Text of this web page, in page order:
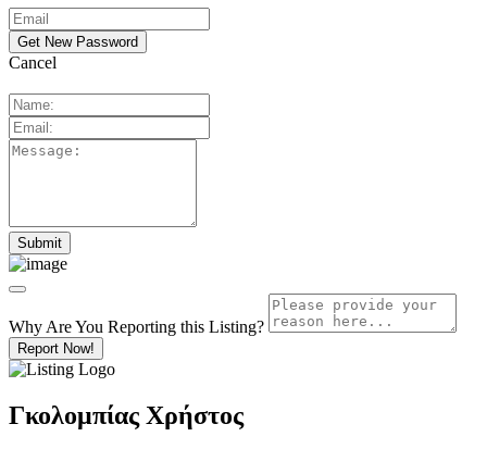
Cancel
Why Are You Reporting this Listing?
Report Now!
Γκολομπίας Χρήστος